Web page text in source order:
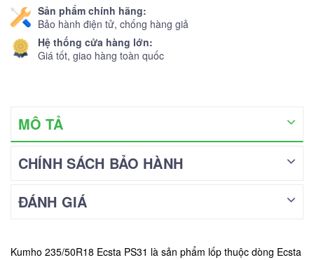
Sản phẩm chính hãng:
Bảo hành điện tử, chống hàng giả
Hệ thống cửa hàng lớn:
Giá tốt, giao hàng toàn quốc
MÔ TẢ
CHÍNH SÁCH BẢO HÀNH
ĐÁNH GIÁ
Kumho 235/50R18 Ecsta PS31 là sản phẩm lốp thuộc dòng Ecsta